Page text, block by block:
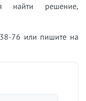
найти решение,
76 или пишите на